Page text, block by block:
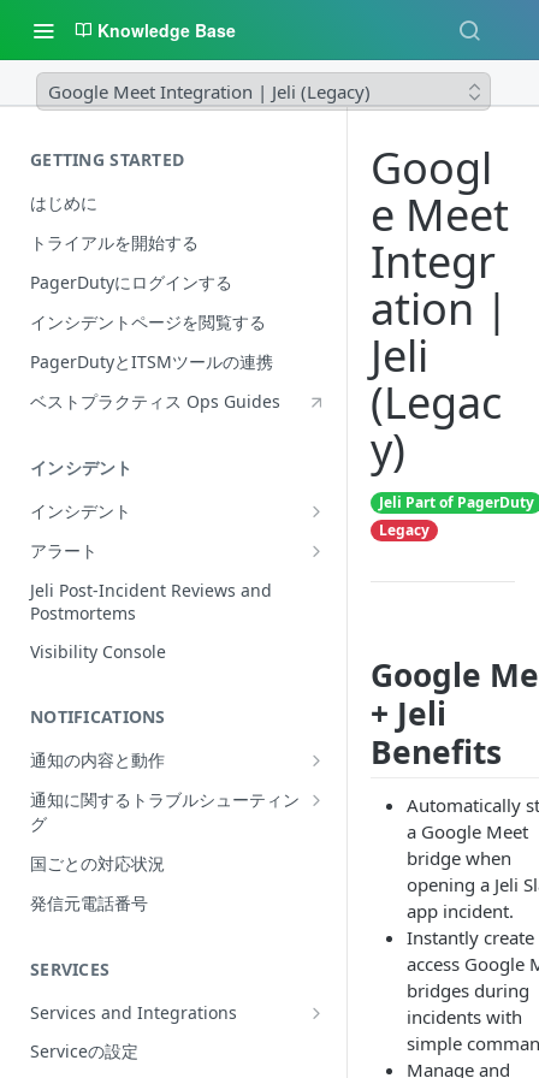
Knowledge Base
Google Meet Integration | Jeli (Legacy)
GETTING STARTED
はじめに
トライアルを開始する
PagerDutyにログインする
インシデントページを閲覧する
PagerDutyとITSMツールの連携
ベストプラクティス Ops Guides
インシデント
インシデント
Incidentの編集
インシデントの再割当て
（Reassign）
インシデントの再開（Reopen）
Incident Roles
Incident Tasks
Incident Types
インシデントが作成されない理由
Conference Bridge
アラート
Alerts Table
Jeli Post-Incident Reviews and
Postmortems
Visibility Console
NOTIFICATIONS
通知の内容と動作
Push Notifications
Email Notifications
電話通知
Phone Notification Disclosures
SMS Notifications
WhatsApp Notification
通知に関するトラブルシューティン
グ
想定される通知の動作
プッシュ通知のトラブルシューティ
ング
グ
電話通知のトラブルシューティング
SMS通知のトラブルシューティング
国ごとの対応状況
発信元電話番号
SERVICES
Services and Integrations
Service Directory
Serviceの設定
Googl
e Meet
Integr
ation |
Jeli
(Legac
y)
Jeli Part of PagerDuty
Legacy
Google
+ Jeli
Benefits
Automatically
a Google Meet
bridge when
opening a Jeli
app incident.
Instantly
access Google
bridges during
incidents with
simple
Manage and